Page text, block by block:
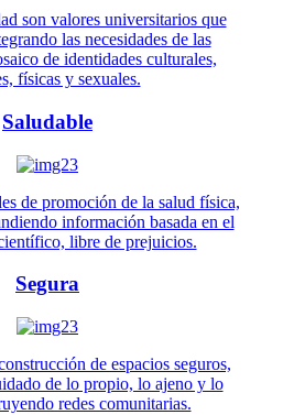
son valores universitarios que
las necesidades de las
de identidades culturales,
físicas y sexuales.
Saludable
de promoción de la salud física,
información basada en el
libre de prejuicios.
Segura
de espacios seguros,
de lo propio, lo ajeno y lo
redes comunitarias.